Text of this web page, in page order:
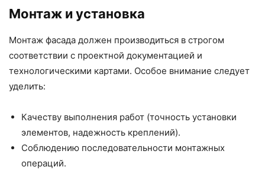
Монтаж и установка
Монтаж фасада должен производиться в строгом
соответствии с проектной документацией и
технологическими картами. Особое внимание следует
уделить:
Качеству выполнения работ (точность установки
элементов, надежность креплений).
Соблюдению последовательности монтажных
операций.